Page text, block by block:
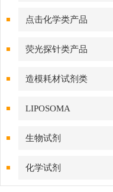
点击化学类产品
荧光探针类产品
造模耗材试剂类
LIPOSOMA
生物试剂
化学试剂